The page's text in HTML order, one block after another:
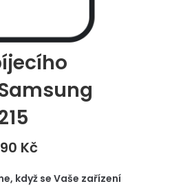
Kč
když se Vaše zařízení